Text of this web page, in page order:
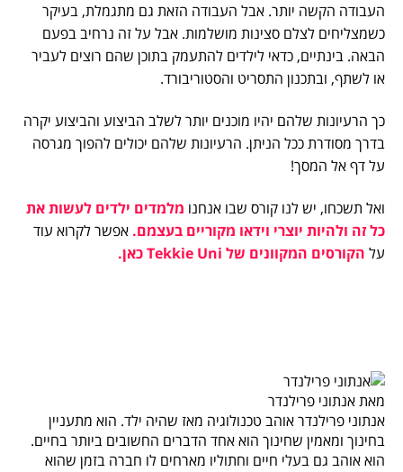
העבודה הקשה יותר. אבל העבודה הזאת גם מתגמלת, בעיקר
כשמצליחים לצלם סצינות מושלמות. אבל על זה נרחיב בפעם
הבאה. בינתיים, כדאי לילדים להתעמק בתוכן שהם רוצים לעביר
או לשתף, ובתכנון התסריט והסטוריבורד.
כך הרעיונות שלהם יהיו מוכנים יותר לשלב הביצוע והביצוע יקרה
בדרך מסודרת ככל הניתן. הרעיונות שלהם יכולים להפוך מגרסה
על דף אל המסך!
ואל תשכחו, יש לנו קורס שבו אנחנו מלמדים ילדים לעשות את
כל זה ולהיות יוצרי וידאו מקוריים בעצמם. אפשר לקרוא עוד
על הקורסים המקוונים של Tekkie Uni כאן.
מאת אנתוני פרילנדר
אנתוני פרילנדר אוהב טכנולוגיה מאז שהיה ילד. הוא מתעניין
בחינוך ומאמין שחינוך הוא אחד הדברים החשובים ביותר בחיים.
הוא אוהב גם בעלי חיים וחתוליו מארחים לו חברה בזמן שהוא